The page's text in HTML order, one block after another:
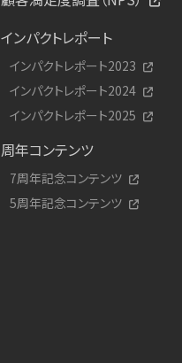
インパクトレポート
インパクトレポート2023
インパクトレポート2024
インパクトレポート2025
周年コンテンツ
7周年記念コンテンツ
5周年記念コンテンツ